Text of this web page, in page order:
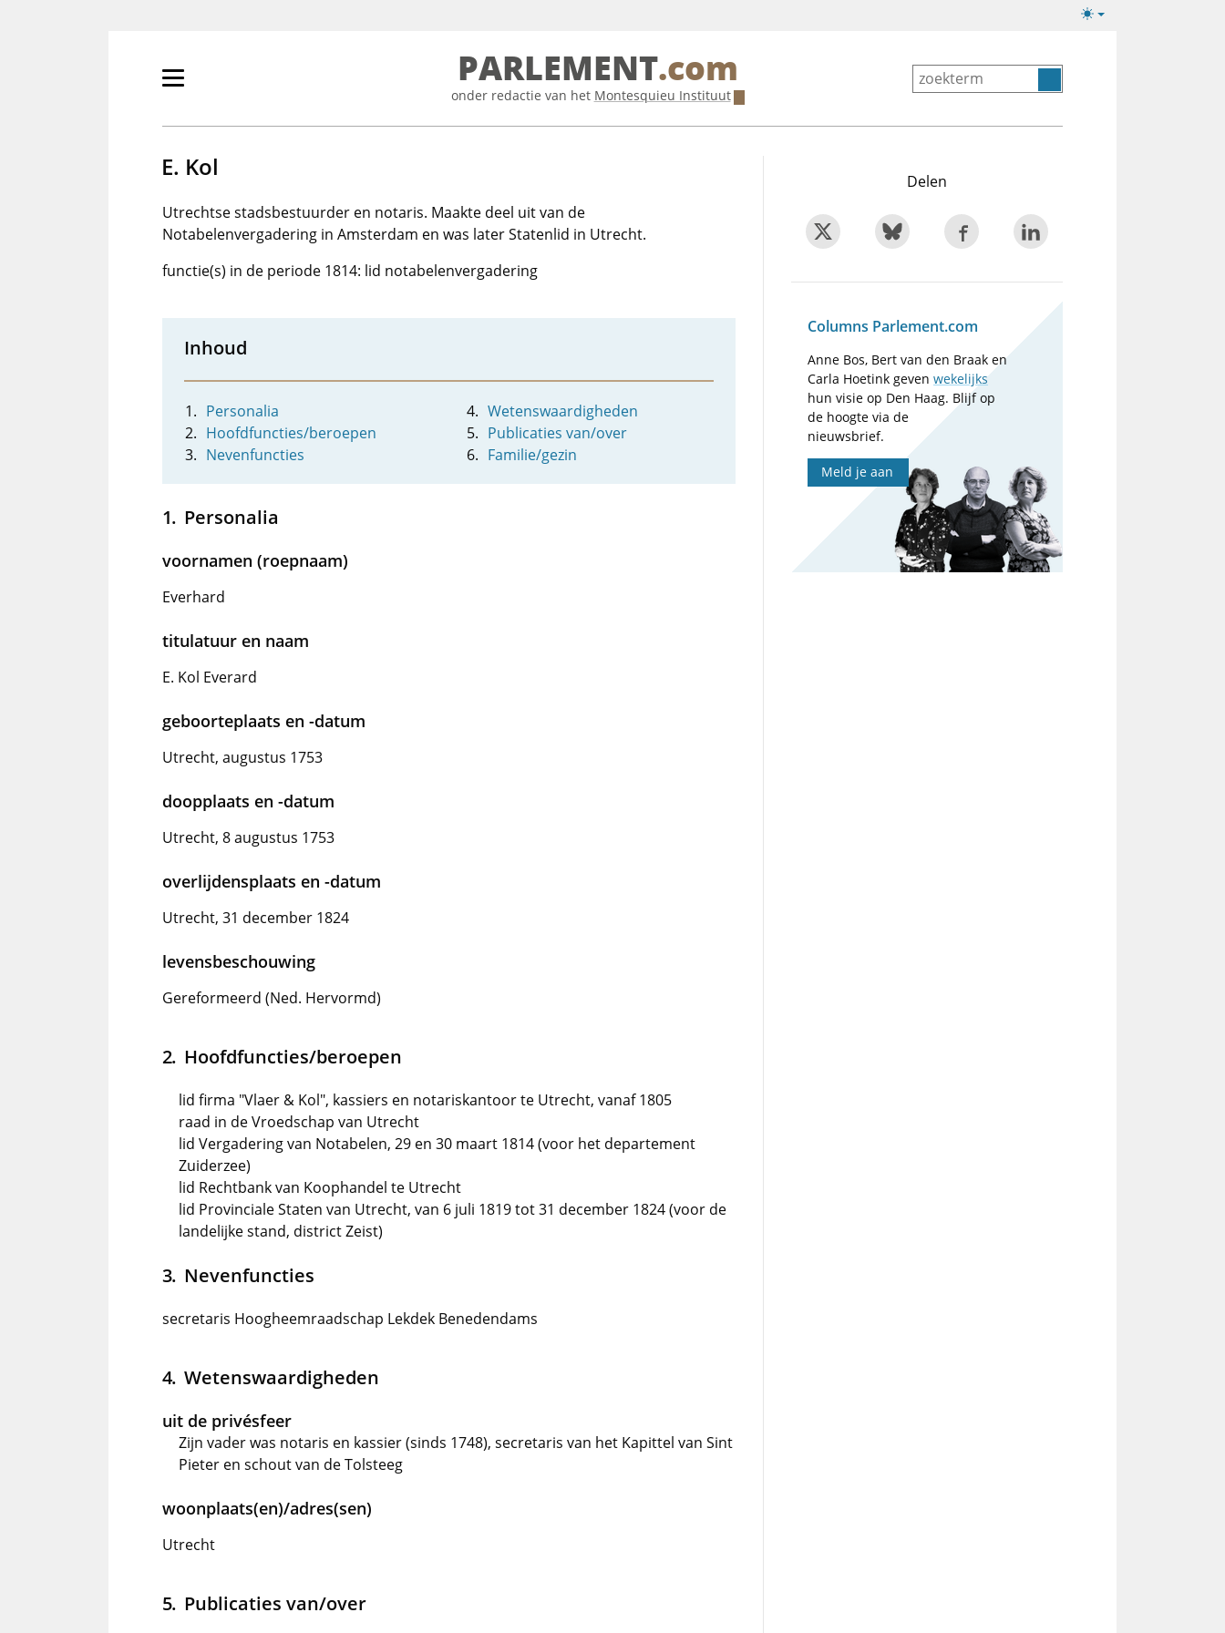
Lichte/donkere
Primair
tonen/verbergen
PARLEMENT.com
onder redactie van het Montesquieu Instituut
E. Kol
Utrechtse stadsbestuurder en notaris. Maakte deel uit van de
Notabelenvergadering in Amsterdam en was later Statenlid in Utrecht.
functie(s) in de periode 1814: lid notabelenvergadering
Inhoud
Personalia
Hoofdfuncties/beroepen
Nevenfuncties
Wetenswaardigheden
Publicaties van/over
Familie/gezin
Personalia
voornamen (roepnaam)
Everhard
titulatuur en naam
E. Kol Everard
geboorteplaats en -datum
Utrecht, augustus 1753
doopplaats en -datum
Utrecht, 8 augustus 1753
overlijdensplaats en -datum
Utrecht, 31 december 1824
levensbeschouwing
Gereformeerd (Ned. Hervormd)
Hoofdfuncties/beroepen
lid firma "Vlaer & Kol", kassiers en notariskantoor te Utrecht, vanaf 1805
raad in de Vroedschap van Utrecht
lid Vergadering van Notabelen, 29 en 30 maart 1814 (voor het departement
Zuiderzee)
lid Rechtbank van Koophandel te Utrecht
lid Provinciale Staten van Utrecht, van 6 juli 1819 tot 31 december 1824 (voor de
landelijke stand, district Zeist)
Nevenfuncties
secretaris Hoogheemraadschap Lekdek Benedendams
Wetenswaardigheden
uit de privésfeer
Zijn vader was notaris en kassier (sinds 1748), secretaris van het Kapittel van Sint
Pieter en schout van de Tolsteeg
woonplaats(en)/adres(sen)
Utrecht
Publicaties van/over
Delen
Columns Parlement.com
Anne Bos, Bert van den Braak en
Carla Hoetink gevenwekelijks
hun visie op Den Haag. Blijf op
de hoogte via de
nieuwsbrief.
Meld je aan